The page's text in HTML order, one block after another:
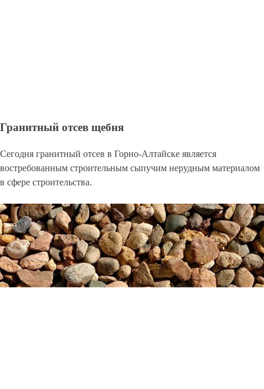
Гранитный отсев щебня
Сегодня гранитный отсев в Горно-Алтайске является
востребованным строительным сыпучим нерудным материалом
в сфере строительства.